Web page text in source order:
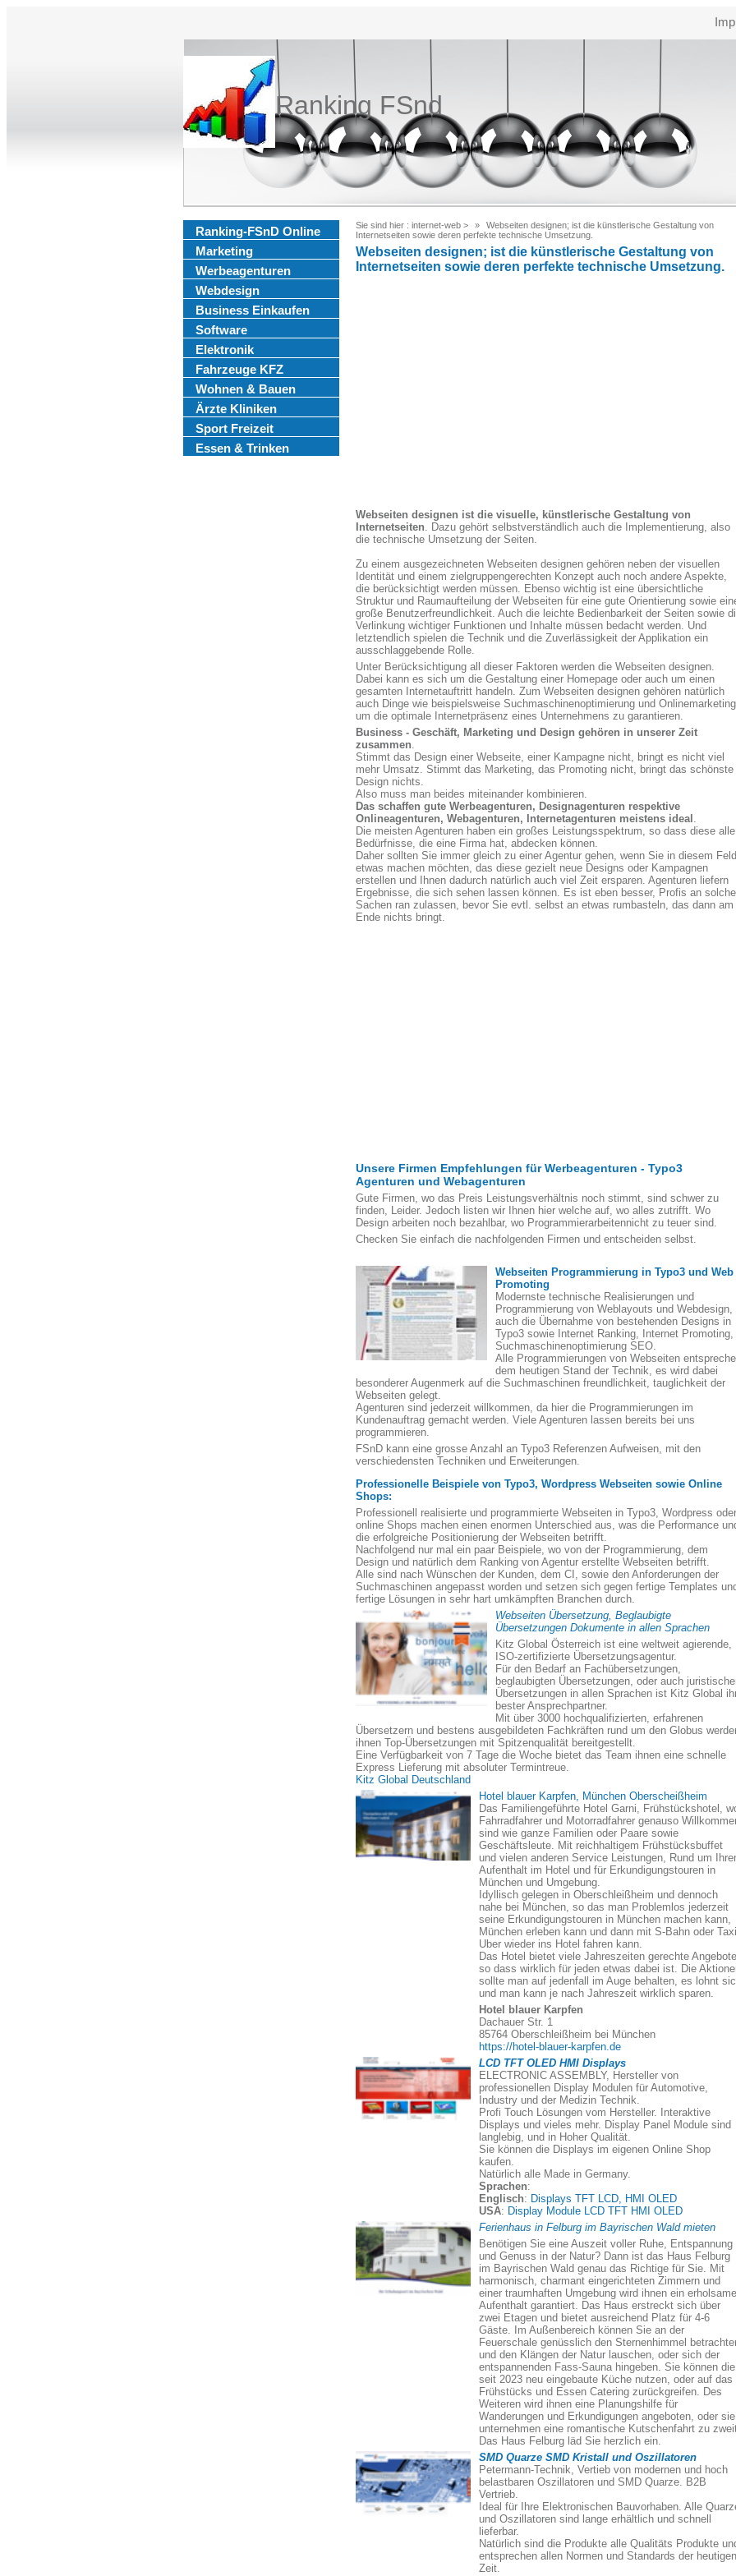
Ranking FSnd
Ranking-FSnD Online
Marketing
Werbeagenturen
Webdesign
Business Einkaufen
Software
Elektronik
Fahrzeuge KFZ
Wohnen & Bauen
Ärzte Kliniken
Sport Freizeit
Essen & Trinken
Sie sind hier : internet-web >
Webseiten designen; ist die künstlerische Gestaltung von
Internetseiten sowie deren perfekte technische Umsetzung.
Webseiten designen; ist die künstlerische Gestaltung von
Internetseiten sowie deren perfekte technische Umsetzung.
Webseiten designen ist die visuelle, künstlerische Gestaltung von
Internetseiten. Dazu gehört selbstverständlich auch die Implementierung, also
die technische Umsetzung der Seiten.
Zu einem ausgezeichneten Webseiten designen gehören neben der visuellen
Identität und einem zielgruppengerechten Konzept auch noch andere Aspekte,
die berücksichtigt werden müssen. Ebenso wichtig ist eine übersichtliche
Struktur und Raumaufteilung der Webseiten für eine gute Orientierung sowie
große Benutzerfreundlichkeit. Auch die leichte Bedienbarkeit der Seiten sowie
Verlinkung wichtiger Funktionen und Inhalte müssen bedacht werden. Und
letztendlich spielen die Technik und die Zuverlässigkeit der Applikation ein
ausschlaggebende Rolle.
Unter Berücksichtigung all dieser Faktoren werden die Webseiten designen.
Dabei kann es sich um die Gestaltung einer Homepage oder auch um einen
gesamten Internetauftritt handeln. Zum Webseiten designen gehören natürlich
auch Dinge wie beispielsweise Suchmaschinenoptimierung und
um die optimale Internetpräsenz eines Unternehmens zu garantieren.
Business - Geschäft, Marketing und Design gehören in unserer Zeit
zusammen.
Stimmt das Design einer Webseite, einer Kampagne nicht, bringt es nicht viel
mehr Umsatz. Stimmt das Marketing, das Promoting nicht, bringt das schönste
Design nichts.
Also muss man beides miteinander kombinieren.
Das schaffen gute Werbeagenturen, Designagenturen respektive
Onlineagenturen, Webagenturen, Internetagenturen meistens ideal .
Die meisten Agenturen haben ein großes Leistungsspektrum, so dass diese alle
Bedürfnisse, die eine Firma hat, abdecken können.
Daher sollten Sie immer gleich zu einer Agentur gehen, wenn Sie in diesem Feld
etwas machen möchten, das diese gezielt neue Designs oder Kampagnen
erstellen und Ihnen dadurch natürlich auch viel Zeit ersparen. Agenturen liefern
Ergebnisse, die sich sehen lassen können. Es ist eben besser, Profis an solche
Sachen ran zulassen, bevor Sie evtl. selbst an etwas rumbasteln, das dann am
Ende nichts bringt.
Unsere Firmen Empfehlungen für Werbeagenturen - Typo3
Agenturen und Webagenturen
Gute Firmen, wo das Preis Leistungsverhältnis noch stimmt, sind schwer zu
finden, Leider. Jedoch listen wir Ihnen hier welche auf, wo alles zutrifft. Wo
Design arbeiten noch bezahlbar, wo Programmierarbeitennicht zu teuer sind.
Checken Sie einfach die nachfolgenden Firmen und entscheiden selbst.
Webseiten Programmierung in Typo3 und Web
Promoting
Modernste technische Realisierungen und
Programmierung von Weblayouts und Webdesign,
auch die Übernahme von bestehenden Designs in
Typo3 sowie Internet Ranking, Internet Promoting,
Suchmaschinenoptimierung SEO.
Alle Programmierungen von Webseiten
dem heutigen Stand der Technik, es wird dabei
besonderer Augenmerk auf die Suchmaschinen freundlichkeit, tauglichkeit der
Webseiten gelegt.
Agenturen sind jederzeit willkommen, da hier die Programmierungen im
Kundenauftrag gemacht werden. Viele Agenturen lassen bereits bei uns
programmieren.
FSnD kann eine grosse Anzahl an Typo3 Referenzen Aufweisen, mit den
verschiedensten Techniken und Erweiterungen.
Professionelle Beispiele von Typo3, Wordpress Webseiten sowie Online
Shops:
Professionell realisierte und programmierte Webseiten in Typo3, Wordpress oder
online Shops machen einen enormen Unterschied aus, was die Performance
die erfolgreiche Positionierung der Webseiten betrifft.
Nachfolgend nur mal ein paar Beispiele, wo von der Programmierung, dem
Design und natürlich dem Ranking von Agentur erstellte Webseiten betrifft.
Alle sind nach Wünschen der Kunden, dem CI, sowie den Anforderungen der
Suchmaschinen angepasst worden und setzen sich gegen fertige Templates
fertige Lösungen in sehr hart umkämpften Branchen durch.
Webseiten Übersetzung, Beglaubigte
Übersetzungen Dokumente in allen Sprachen
Kitz Global Österreich ist eine weltweit agierende,
ISO-zertifizierte Übersetzungsagentur.
Für den Bedarf an Fachübersetzungen,
beglaubigten Übersetzungen, oder auch
Übersetzungen in allen Sprachen ist Kitz Global
bester Ansprechpartner.
Mit über 3000 hochqualifizierten, erfahrenen
Übersetzern und bestens ausgebildeten Fachkräften rund um den Globus
ihnen Top-Übersetzungen mit Spitzenqualität bereitgestellt.
Eine Verfügbarkeit von 7 Tage die Woche bietet das Team ihnen eine schnelle
Express Lieferung mit absoluter Termintreue.
Kitz Global Deutschland
Hotel blauer Karpfen, München Oberscheißheim
Das Familiengeführte Hotel Garni, Frühstückshotel,
Fahrradfahrer und Motorradfahrer genauso
sind wie ganze Familien oder Paare sowie
Geschäftsleute. Mit reichhaltigem Frühstücksbuffet
und vielen anderen Service Leistungen, Rund um
Aufenthalt im Hotel und für Erkundigungstouren in
München und Umgebung.
Idyllisch gelegen in Oberschleißheim und dennoch
nahe bei München, so das man Problemlos jederzeit
seine Erkundigungstouren in München machen kann,
München erleben kann und dann mit S-Bahn oder
Uber wieder ins Hotel fahren kann.
Das Hotel bietet viele Jahreszeiten gerechte
so dass wirklich für jeden etwas dabei ist. Die
sollte man auf jedenfall im Auge behalten, es lohnt
und man kann je nach Jahreszeit wirklich sparen.
Hotel blauer Karpfen
Dachauer Str. 1
85764 Oberschleißheim bei München
https://hotel-blauer-karpfen.de
LCD TFT OLED HMI Displays
ELECTRONIC ASSEMBLY, Hersteller von
professionellen Display Modulen für Automotive,
Industry und der Medizin Technik.
Profi Touch Lösungen vom Hersteller. Interaktive
Displays und vieles mehr. Display Panel Module sind
langlebig, und in Hoher Qualität.
Sie können die Displays im eigenen Online Shop
kaufen.
Natürlich alle Made in Germany.
Sprachen:
Englisch: Displays TFT LCD, HMI OLED
USA: Display Module LCD TFT HMI OLED
Ferienhaus in Felburg im Bayrischen Wald mieten
Benötigen Sie eine Auszeit voller Ruhe, Entspannung
und Genuss in der Natur? Dann ist das Haus Felburg
im Bayrischen Wald genau das Richtige für Sie. Mit
harmonisch, charmant eingerichteten Zimmern und
einer traumhaften Umgebung wird ihnen ein
Aufenthalt garantiert. Das Haus erstreckt sich über
zwei Etagen und bietet ausreichend Platz für 4-6
Gäste. Im Außenbereich können Sie an der
Feuerschale genüsslich den Sternenhimmel
und den Klängen der Natur lauschen, oder sich der
entspannenden Fass-Sauna hingeben. Sie können die
seit 2023 neu eingebaute Küche nutzen, oder auf das
Frühstücks und Essen Catering zurückgreifen. Des
Weiteren wird ihnen eine Planungshilfe für
Wanderungen und Erkundigungen angeboten, oder sie
unternehmen eine romantische Kutschenfahrt zu
Das Haus Felburg läd Sie herzlich ein.
SMD Quarze SMD Kristall und Oszillatoren
Petermann-Technik, Vertieb von modernen und hoch
belastbaren Oszillatoren und SMD Quarze. B2B
Vertrieb.
Ideal für Ihre Elektronischen Bauvorhaben. Alle
und Oszillatoren sind lange erhältlich und schnell
lieferbar.
Natürlich sind die Produkte alle Qualitäts Produkte
entsprechen allen Normen und Standards der heutigen
Zeit.